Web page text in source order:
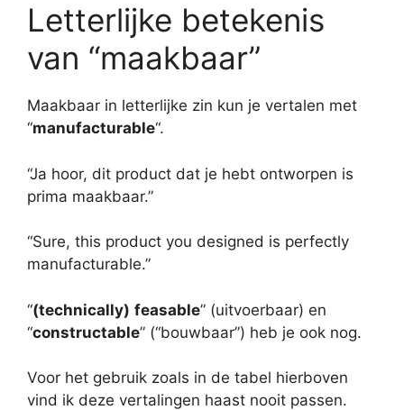
Letterlijke betekenis
van “maakbaar”
Maakbaar in letterlijke zin kun je vertalen met
“manufacturable“.
“Ja hoor, dit product dat je hebt ontworpen is
prima maakbaar.”
“Sure, this product you designed is perfectly
manufacturable.”
“(technically) feasable” (uitvoerbaar) en
“constructable” (“bouwbaar”) heb je ook nog.
Voor het gebruik zoals in de tabel hierboven
vind ik deze vertalingen haast nooit passen.